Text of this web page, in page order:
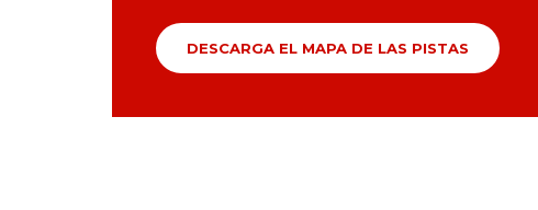
DESCARGA EL MAPA DE LAS PISTAS